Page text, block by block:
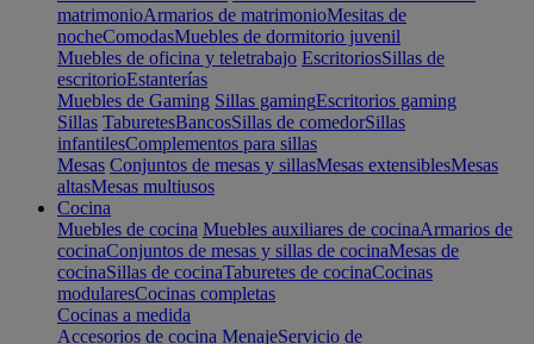
matrimonioArmarios de matrimonioMesitas de
nocheComodasMuebles de dormitorio juvenil
Muebles de oficina y teletrabajo EscritoriosSillas de
escritorioEstanterías
Muebles de Gaming Sillas gamingEscritorios gaming
Sillas TaburetesBancosSillas de comedorSillas
infantilesComplementos para sillas
Mesas Conjuntos de mesas y sillasMesas extensiblesMesas
altasMesas multiusos
Cocina
Muebles de cocina Muebles auxiliares de cocinaArmarios de
cocinaConjuntos de mesas y sillas de cocinaMesas de
cocinaSillas de cocinaTaburetes de cocinaCocinas
modularesCocinas completas
Cocinas a medida
Accesorios de cocina MenajeServicio de